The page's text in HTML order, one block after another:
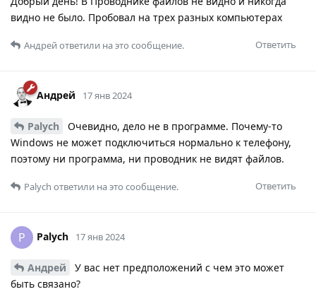
видно не было. Пробовал на трех разных компьютерах
Ответить
Андрейответили на это сообщение.
Андрей 17 янв 2024
Palych
Очевидно, дело не в программе. Почему-то
Windows не может подключиться нормально к телефону,
поэтому ни программа, ни проводник не видят файлов.
Ответить
Palych ответили на это сообщение.
P Palych 17 янв 2024
Андрей
У вас нет предположений с чем это может
быть связано?